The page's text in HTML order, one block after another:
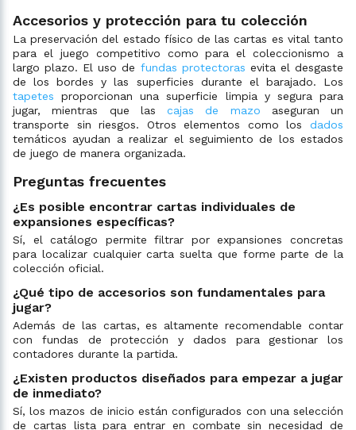
Accesorios y protección para tu colección
La preservación del estado físico de las cartas es vital tanto
para el juego competitivo como para el coleccionismo a
largo plazo. El uso de fundas protectoras evita el desgaste
de los bordes y las superficies durante el barajado. Los
tapetes proporcionan una superficie limpia y segura para
jugar, mientras que las cajas de mazo aseguran un
transporte sin riesgos. Otros elementos como los dados
temáticos ayudan a realizar el seguimiento de los estados
de juego de manera organizada.
Preguntas frecuentes
¿Es posible encontrar cartas individuales de
expansiones específicas?
Sí, el catálogo permite filtrar por expansiones concretas
para localizar cualquier carta suelta que forme parte de la
colección oficial.
¿Qué tipo de accesorios son fundamentales para
jugar?
Además de las cartas, es altamente recomendable contar
con fundas de protección y dados para gestionar los
contadores durante la partida.
¿Existen productos diseñados para empezar a jugar
de inmediato?
Sí, los mazos de inicio están configurados con una selección
de cartas lista para entrar en combate sin necesidad de